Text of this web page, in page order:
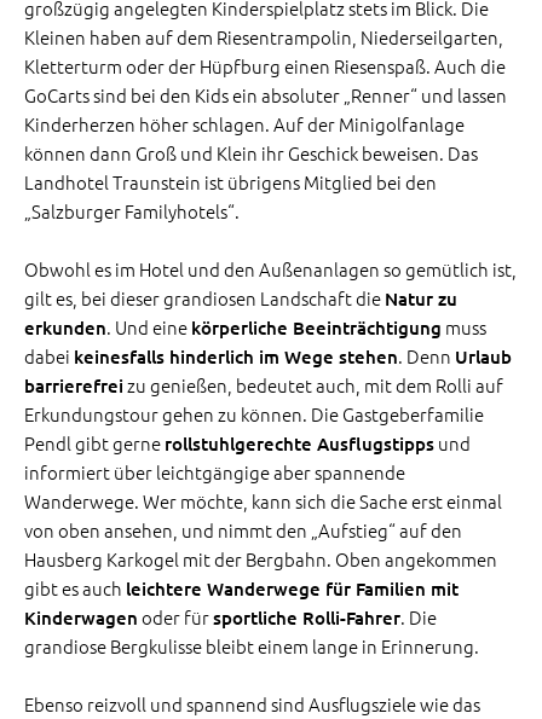
großzügig angelegten Kinderspielplatz stets im Blick. Die
Kleinen haben auf dem Riesentrampolin, Niederseilgarten,
Kletterturm oder der Hüpfburg einen Riesenspaß. Auch die
GoCarts sind bei den Kids ein absoluter „Renner“ und lassen
Kinderherzen höher schlagen. Auf der Minigolfanlage
können dann Groß und Klein ihr Geschick beweisen. Das
Landhotel Traunstein ist übrigens Mitglied bei den
„Salzburger Familyhotels“.
Obwohl es im Hotel und den Außenanlagen so gemütlich ist,
gilt es, bei dieser grandiosen Landschaft die Natur zu
erkunden. Und eine körperliche Beeinträchtigung muss
dabei keinesfalls hinderlich im Wege stehen. Denn Urlaub
barrierefrei zu genießen, bedeutet auch, mit dem Rolli auf
Erkundungstour gehen zu können. Die Gastgeberfamilie
Pendl gibt gerne rollstuhlgerechte Ausflugstipps und
informiert über leichtgängige aber spannende
Wanderwege. Wer möchte, kann sich die Sache erst einmal
von oben ansehen, und nimmt den „Aufstieg“ auf den
Hausberg Karkogel mit der Bergbahn. Oben angekommen
gibt es auch leichtere Wanderwege für Familien mit
Kinderwagen oder fürsportliche Rolli-Fahrer. Die
grandiose Bergkulisse bleibt einem lange in Erinnerung.
Ebenso reizvoll und spannend sind Ausflugsziele wie das